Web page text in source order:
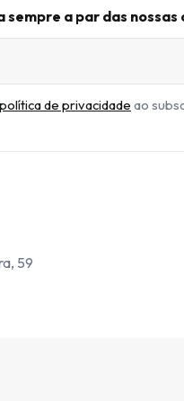
a par das nossas
política de privacidade ao
59